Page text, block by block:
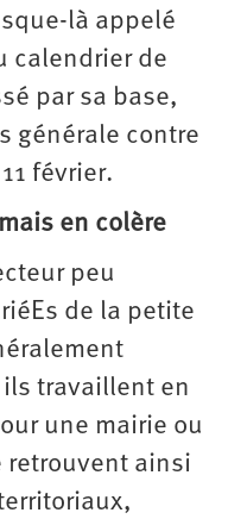
là appelé
calendrier de
par sa base,
générale contre
février.
en colère
peu
de la petite
ils travaillent en
une mairie ou
retrouvent ainsi